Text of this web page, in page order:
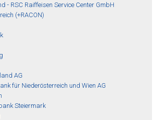
- RSC Raiffeisen Service Center GmbH
(+RACON)
AG
für Niederösterreich und Wien AG
Steiermark